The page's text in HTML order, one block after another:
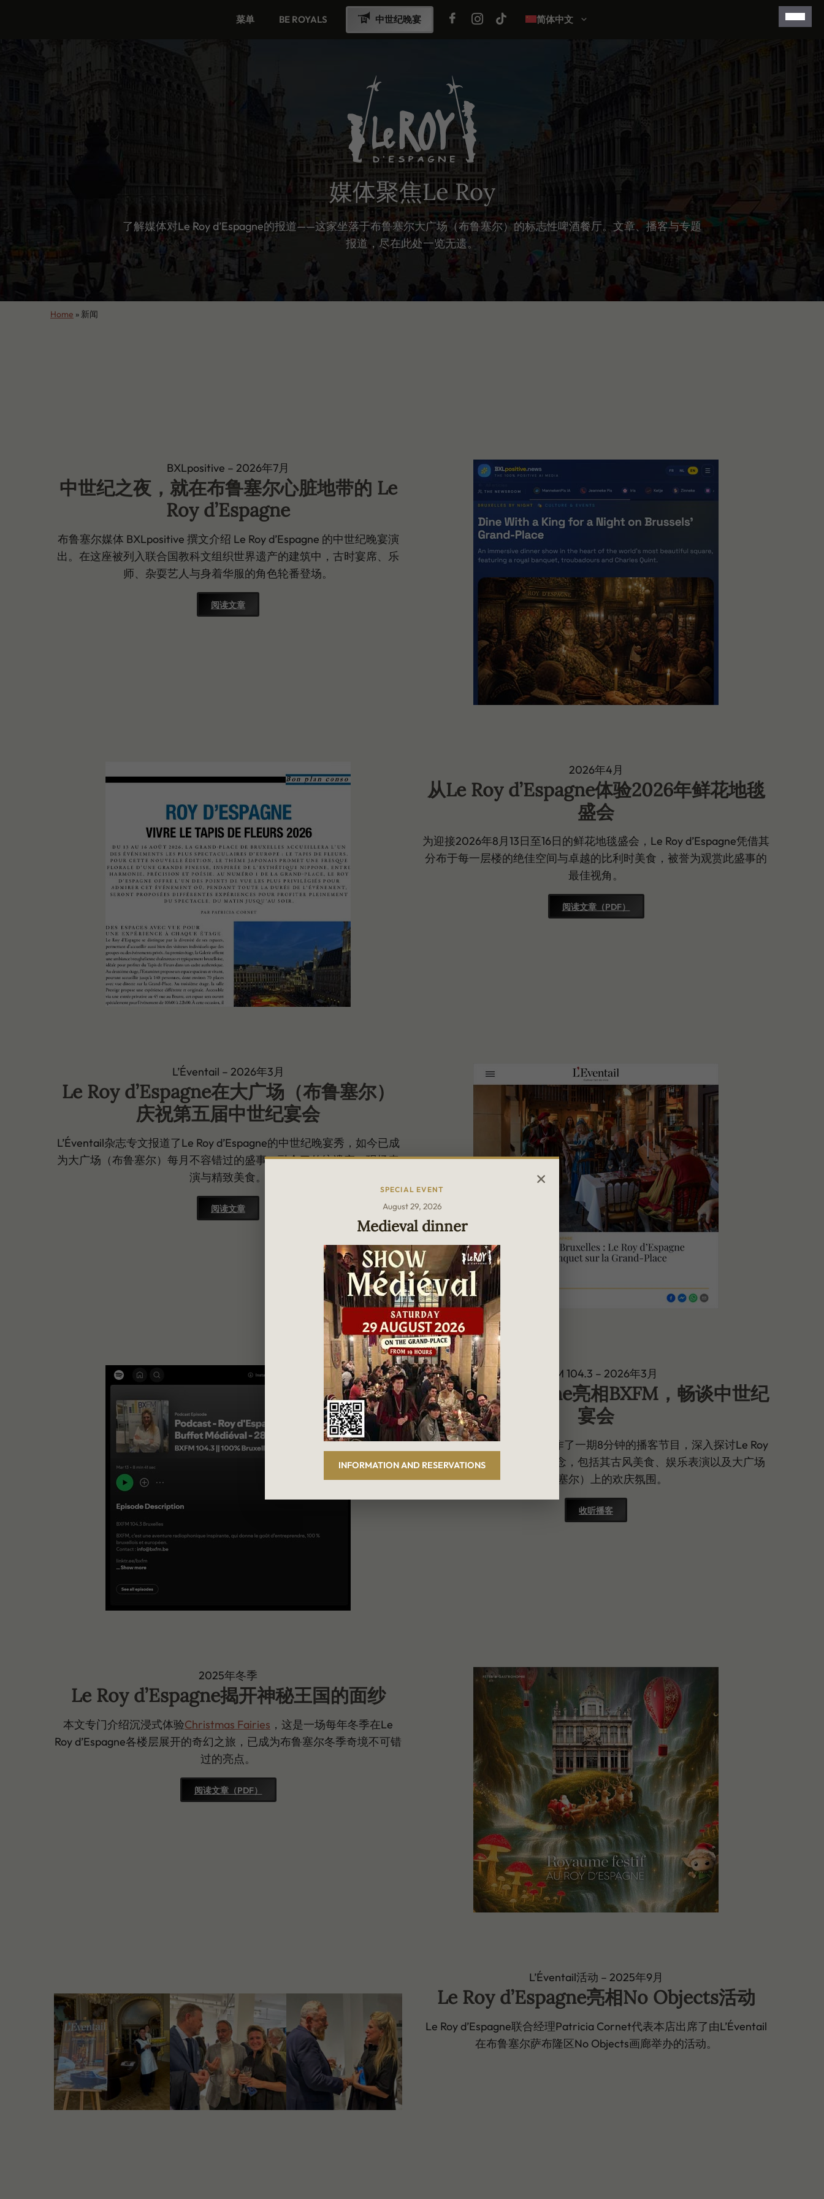
菜单 BE ROYALS 中世纪晚宴 简体中文
媒体聚焦Le Roy
了解媒体对Le Roy d’Espagne的报道——这家坐落于布鲁塞尔大广场（布鲁塞尔）的标志性啤酒餐厅。文章、播客与专题
报道，尽在此处一览无遗。
Home » 新闻
BXLpositive – 2026年7月
中世纪之夜，就在布鲁塞尔心脏地带的 Le
Roy d’Espagne
布鲁塞尔媒体 BXLpositive 撰文介绍 Le Roy d’Espagne 的中世纪晚宴演
出。在这座被列入联合国教科文组织世界遗产的建筑中，古时宴席、乐
师、杂耍艺人与身着华服的角色轮番登场。
阅读文章
2026年4月
从Le Roy d’Espagne体验2026年鲜花地毯
盛会
为迎接2026年8月13日至16日的鲜花地毯盛会，Le Roy d’Espagne凭借其
分布于每一层楼的绝佳空间与卓越的比利时美食，被誉为观赏此盛事的
最佳视角。
阅读文章（PDF）
L’Éventail – 2026年3月
Le Roy d’Espagne在大广场（布鲁塞尔）
庆祝第五届中世纪宴会
L’Éventail杂志专文报道了Le Roy d’Espagne的中世纪晚宴秀，如今已成
为大广场（布鲁塞尔）每月不容错过的盛事，融合了传统遗产、现场表
演与精致美食。
阅读文章
BXFM 104.3 – 2026年3月
Le Roy d’Espagne亮相BXFM，畅谈中世纪
宴会
布鲁塞尔电台BXFM特别制作了一期8分钟的播客节目，深入探讨Le Roy
d’Espagne的中世纪宴会理念，包括其古风美食、娱乐表演以及大广场
（布鲁塞尔）上的欢庆氛围。
收听播客
2025年冬季
Le Roy d’Espagne揭开神秘王国的面纱
本文专门介绍沉浸式体验Christmas Fairies ，这是一场每年冬季在Le
Roy d’Espagne各楼层展开的奇幻之旅，已成为布鲁塞尔冬季奇境不可错
过的亮点。
阅读文章（PDF）
L’Éventail活动 – 2025年9月
Le Roy d’Espagne亮相No Objects活动
Le Roy d’Espagne联合经理Patricia Cornet代表本店出席了由L’Éventail
在布鲁塞尔萨布隆区No Objects画廊举办的活动。
SPECIAL EVENT
August 29, 2026
Medieval dinner
INFORMATION AND RESERVATIONS